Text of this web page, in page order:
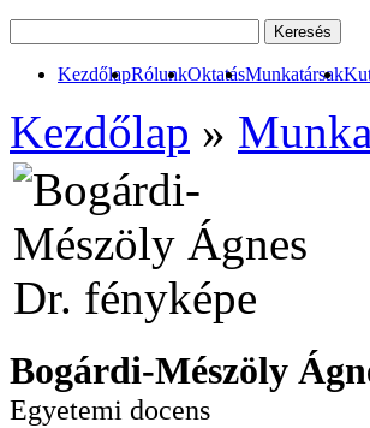
KezdőlapRólunkOktatásMunkatársak
Kezdőlap »
Bogárdi-Mészöly
Egyetemi docens